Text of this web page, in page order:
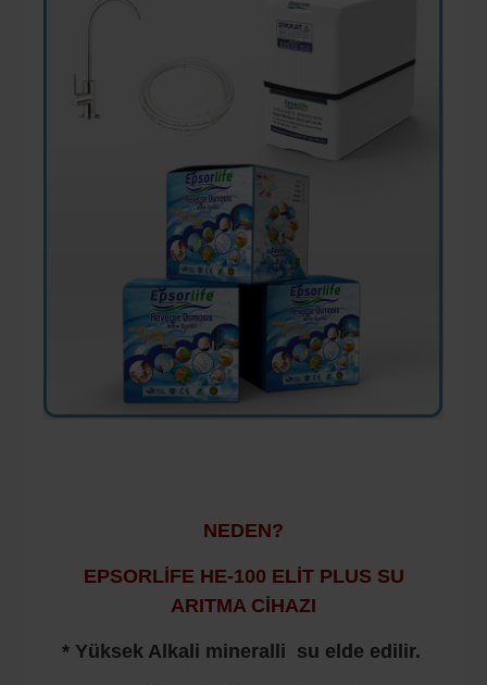
NEDEN?
EPSORLİFE HE-100 ELİT PLUS SU
ARITMA CİHAZI
* Yüksek Alkali mineralli su elde edilir.